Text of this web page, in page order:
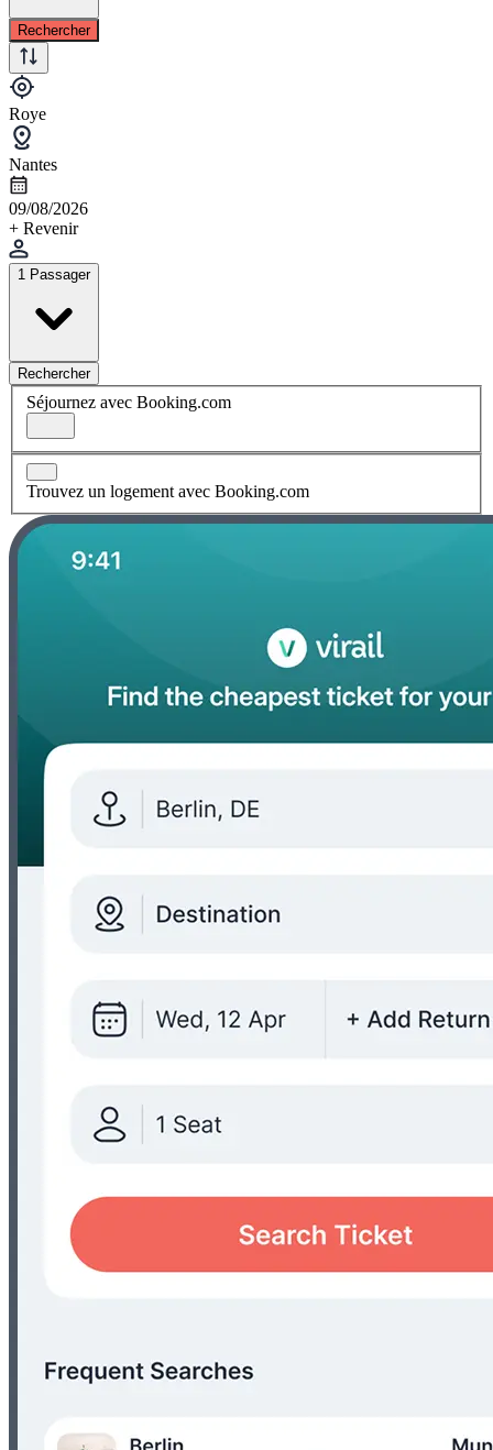
Rechercher
Roye
Nantes
09/08/2026
+ Revenir
1 Passager
Rechercher
Séjournez avec Booking.com
Trouvez un logement avec Booking.com